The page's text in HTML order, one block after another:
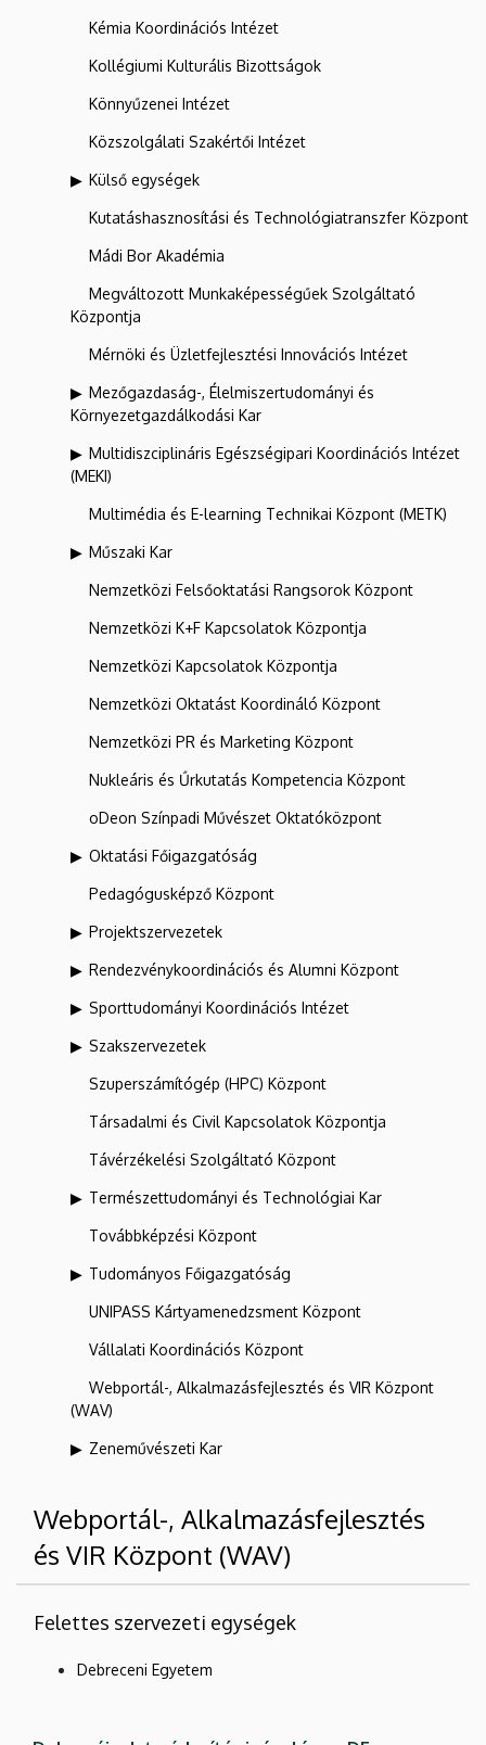
Kémia Koordinációs Intézet
Kollégiumi Kulturális Bizottságok
Könnyűzenei Intézet
Közszolgálati Szakértői Intézet
Külső egységek
Kutatáshasznosítási és Technológiatranszfer Központ
Mádi Bor Akadémia
Megváltozott Munkaképességűek Szolgáltató
Központja
Mérnöki és Üzletfejlesztési Innovációs Intézet
Mezőgazdaság-, Élelmiszertudományi és
Környezetgazdálkodási Kar
Multidiszciplináris Egészségipari Koordinációs Intézet
(MEKI)
Multimédia és E-learning Technikai Központ (METK)
Műszaki Kar
Nemzetközi Felsőoktatási Rangsorok Központ
Nemzetközi K+F Kapcsolatok Központja
Nemzetközi Kapcsolatok Központja
Nemzetközi Oktatást Koordináló Központ
Nemzetközi PR és Marketing Központ
Nukleáris és Űrkutatás Kompetencia Központ
oDeon Színpadi Művészet Oktatóközpont
Oktatási Főigazgatóság
Pedagógusképző Központ
Projektszervezetek
Rendezvénykoordinációs és Alumni Központ
Sporttudományi Koordinációs Intézet
Szakszervezetek
Szuperszámítógép (HPC) Központ
Társadalmi és Civil Kapcsolatok Központja
Távérzékelési Szolgáltató Központ
Természettudományi és Technológiai Kar
Továbbképzési Központ
Tudományos Főigazgatóság
UNIPASS Kártyamenedzsment Központ
Vállalati Koordinációs Központ
Webportál-, Alkalmazásfejlesztés és VIR Központ
(WAV)
Zeneművészeti Kar
Webportál-, Alkalmazásfejlesztés
és VIR Központ (WAV)
Felettes szervezeti egységek
Debreceni Egyetem